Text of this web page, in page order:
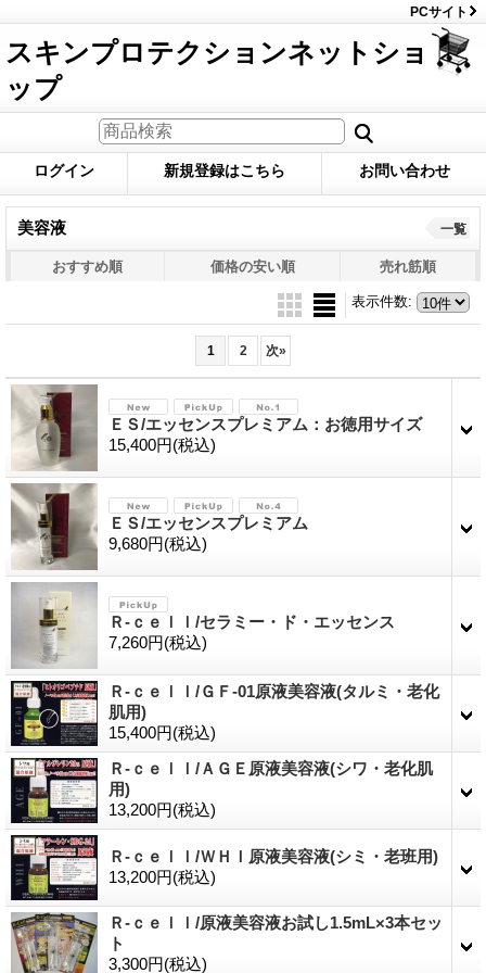
PCサイト
スキンプロテクションネットショ
ップ
ログイン 新規登録はこちら お問い合わせ
美容液 一覧
おすすめ順 価格の安い順 売れ筋順
表示件数:
1 2 次»
ＥＳ/エッセンスプレミアム：お徳用サイズ
15,400円(税込)
ＥＳ/エッセンスプレミアム
9,680円(税込)
Ｒ-ｃｅｌｌ/セラミー・ド・エッセンス
7,260円(税込)
Ｒ-ｃｅｌｌ/ＧＦ-01原液美容液(タルミ・老化
肌用)
15,400円(税込)
Ｒ-ｃｅｌｌ/ＡＧＥ原液美容液(シワ・老化肌
用)
13,200円(税込)
Ｒ-ｃｅｌｌ/ＷＨＩ原液美容液(シミ・老班用)
13,200円(税込)
Ｒ-ｃｅｌｌ/原液美容液お試し1.5mL×3本セッ
ト
3,300円(税込)